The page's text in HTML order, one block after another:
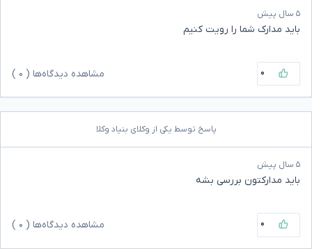
۵ سال پیش
باید مدارک شما را رویت کنیم
۰ مشاهده دیدگاه‌ها ( ۰
پاسخ توسط یکی از وکلای بنیاد وکلا
۵ سال پیش
باید مدارکتون بررسی بشه
۰ مشاهده دیدگاه‌ها ( ۰